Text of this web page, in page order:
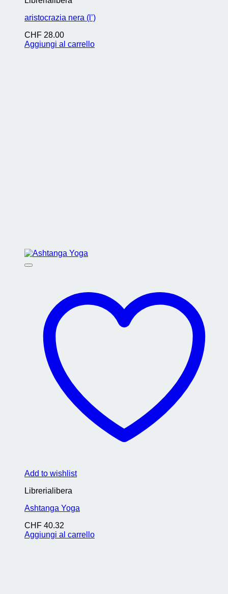
aristocrazia nera (l’)
CHF 28.00
Aggiungi al carrello
Add to wishlist
Librerialibera
Ashtanga Yoga
CHF 40.32
Aggiungi al carrello